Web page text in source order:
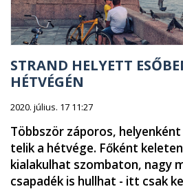
STRAND HELYETT
HÉTVÉGÉN
2020. július. 17 11:27
Többször záporos,
telik a hétvége. Főként
kialakulhat szombaton, nagy
csapadék is hullhat - itt csak